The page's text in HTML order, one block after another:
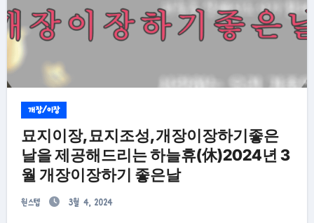
개장/이장
묘지이장,묘지조성,개장이장하기좋은
날을 제공해드리는 하늘휴(休)2024년 3
월 개장이장하기 좋은날
원스텝 3월 4, 2024